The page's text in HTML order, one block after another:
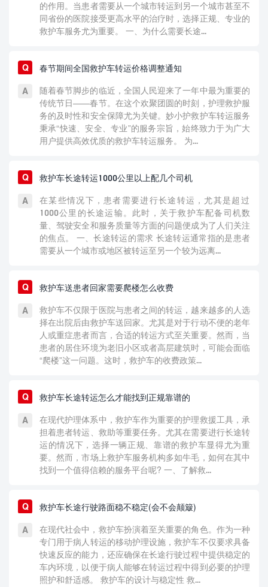
的作用。当患者需要从一个城市转运到另一个城市甚至不
同省份的医院接受更高水平的治疗时，选择正规、专业的
救护车服务尤为重要。 一、为什么需要长途...
春节期间全国救护车转运价格调整通知
随着春节脚步的临近，全国人民迎来了一年中最为重要的
传统节日——春节。在这个欢聚团圆的时刻，护理救护服
务的及时性和安全保障尤为关键。妙小护救护车转运服务
秉承“快速、安全、专业”的服务宗旨，始终致力于为广大
用户提供高效优质的救护车转运服务。 为...
救护车长途转运1000公里以上配几个司机
在某些情况下，患者需要进行长途转运，尤其是超过
1000公里的长途运输。此时，关于救护车配备司机数
量、驾驶安全和服务质量等方面的问题便成为了人们关注
的焦点。 一、长途转运的需求 长途转运通常指的是患者
需要从一个城市或地区被转运至另一个较为远离...
救护车送患者回家需要爬楼怎么收费
救护车不仅限于医院与患者之间的转运，越来越多的人选
择在出院后由救护车送回家。尤其是对于行动不便的老年
人或重症患者而言，合适的转运方式至关重要。然而，当
患者的居住环境为老旧小区或者高层建筑时，可能会面临
“爬楼”这一问题。这时，救护车的收费政策...
救护车长途转运怎么才能找到正规靠谱的
在现代护理体系中，救护车作为重要的护理救援工具，承
担着患者转运、救助等重要任务。尤其在需要进行长途转
运的情况下，选择一辆正规、靠谱的救护车显得尤为重
要。然而，市场上救护车服务机构多如牛毛，如何在其中
找到一个值得信赖的服务平台呢? 一、了解救...
救护车长途行驶路面稳不稳定(会不会颠簸)
在现代社会中，救护车扮演着至关重要的角色。作为一种
专门用于病人转运的移动护理设施，救护车不仅要求具备
快速反应的能力，还应确保在长途行驶过程中提供稳定的
车内环境，以便于病人能够在转运过程中得到必要的护理
照护和舒适感。 救护车的设计与稳定性 救...